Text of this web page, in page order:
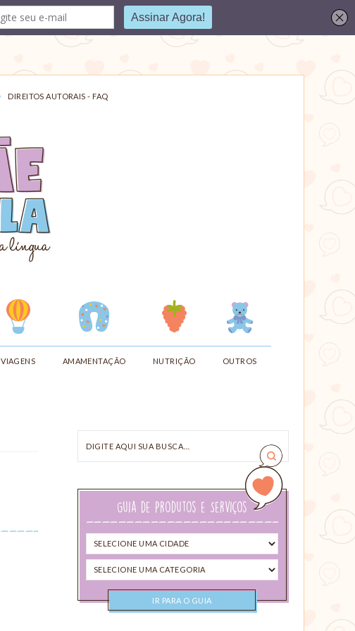
DIREITOS AUTORAIS - FAQ
VIAGENS AMAMENTAÇÃO NUTRIÇÃO OUTROS
aqui
Guia de Produtos e Serviços
Selecione
uma
cidade
Selecione
uma